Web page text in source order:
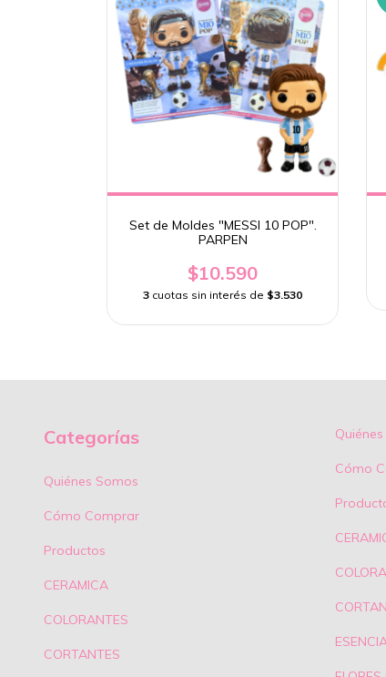
Set de Moldes "MESSI 10 POP".
PARPEN
$10.590
3 cuotas sin interés de $3.530
Categorías
Quiénes Somos
Cómo Comprar
Productos
CERAMICA
COLORANTES
CORTANTES
Cómo